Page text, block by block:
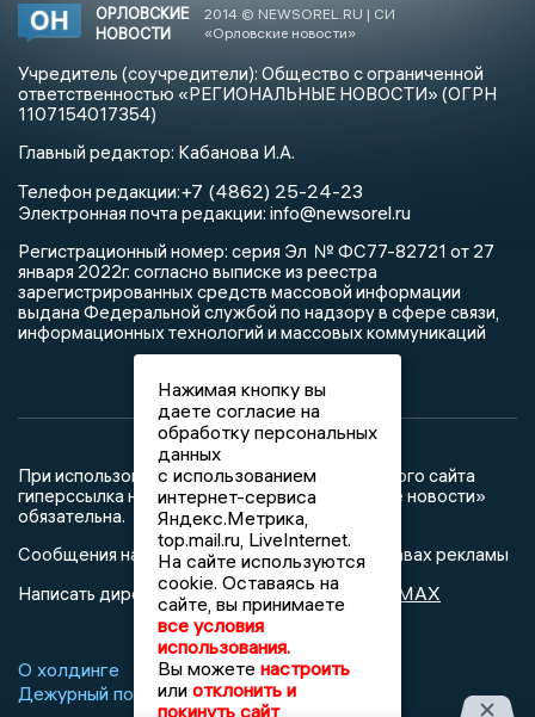
ОРЛОВСКИЕ
НОВОСТИ
2014 © NEWSOREL.RU | СИ
«Орловские новости»
Учредитель (соучредители): Общество с ограниченной
ответственностью «РЕГИОНАЛЬНЫЕ НОВОСТИ» (ОГРН
1107154017354)
Главный редактор: Кабанова И.А.
Телефон редакции:+7 (4862) 25-24-23
Электронная почта редакции: info@newsorel.ru
Регистрационный номер: серия Эл № ФС77-82721 от 27
января 2022г. согласно выписке из реестра
зарегистрированных средств массовой информации
выдана Федеральной службой по надзору в сфере связи,
информационных технологий и массовых коммуникаций
При использовании любого материала с данного сайта
гиперссылка на Сетевое издание «Орловские новости»
обязательна.
Сообщения на сером фоне размещены на правах рекламы
Написать директору в телеграм@mazov MAX
О холдинге Вакансии
Реклама
Дежурный по новостям
Нажимая кнопку вы
даете согласие на
обработку персональных
данных
с использованием
интернет-сервиса
Яндекс.Метрика,
top.mail.ru, LiveInternet.
На сайте используются
cookie. Оставаясь на
сайте, вы принимаете
все условия
использования.
Вы можете настроить
или отклонить и
покинуть сайт